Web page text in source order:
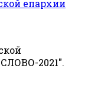
епархии
2021".